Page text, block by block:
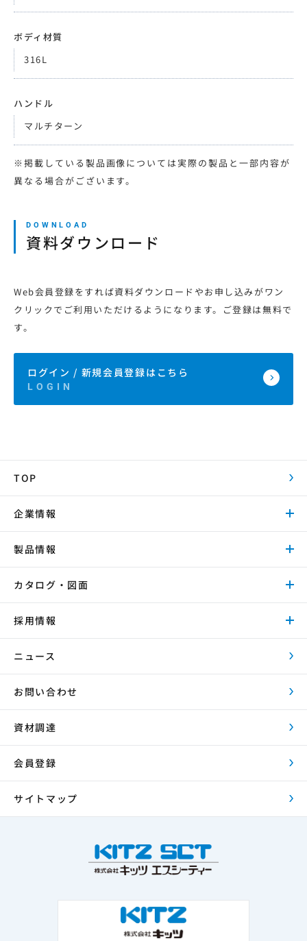
ボディ材質
316L
ハンドル
マルチターン
※掲載している製品画像については実際の製品と一部内容が
異なる場合がございます。
資料ダウンロード
Web会員登録をすれば資料ダウンロードやお申し込みがワン
クリックでご利用いただけるようになります。ご登録は無料で
す。
ログイン / 新規会員登録はこちら
TOP
企業情報
製品情報
カタログ・図面
採用情報
ニュース
お問い合わせ
資材調達
会員登録
サイトマップ